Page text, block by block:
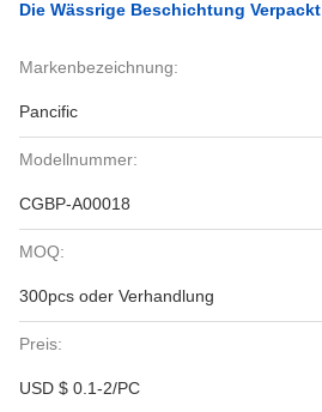
Die Wässrige Beschichtung Verpackt
Markenbezeichnung:
Pancific
Modellnummer:
CGBP-A00018
MOQ:
300pcs oder Verhandlung
Preis:
USD $ 0.1-2/PC